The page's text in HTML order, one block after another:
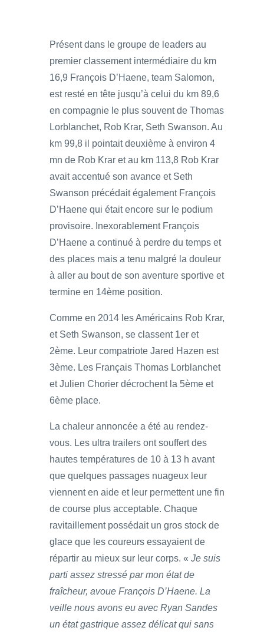
Présent dans le groupe de leaders au
premier classement intermédiaire du km
16,9 François D’Haene, team Salomon,
est resté en tête jusqu’à celui du km 89,6
en compagnie le plus souvent de Thomas
Lorblanchet, Rob Krar, Seth Swanson. Au
km 99,8 il pointait deuxième à environ 4
mn de Rob Krar et au km 113,8 Rob Krar
avait accentué son avance et Seth
Swanson précédait également François
D’Haene qui était encore sur le podium
provisoire. Inexorablement François
D’Haene a continué à perdre du temps et
des places mais a tenu malgré la douleur
à aller au bout de son aventure sportive et
termine en 14ème position.
Comme en 2014 les Américains Rob Krar,
et Seth Swanson, se classent 1er et
2ème. Leur compatriote Jared Hazen est
3ème. Les Français Thomas Lorblanchet
et Julien Chorier décrochent la 5ème et
6ème place.
La chaleur annoncée a été au rendez-
vous. Les ultra trailers ont souffert des
hautes températures de 10 à 13 h avant
que quelques passages nuageux leur
viennent en aide et leur permettent une fin
de course plus acceptable. Chaque
ravitaillement possédait un gros stock de
glace que les coureurs essayaient de
répartir au mieux sur leur corps. « Je suis
parti assez stressé par mon état de
fraîcheur, avoue François D’Haene. La
veille nous avons eu avec Ryan Sandes
un état gastrique assez délicat qui sans